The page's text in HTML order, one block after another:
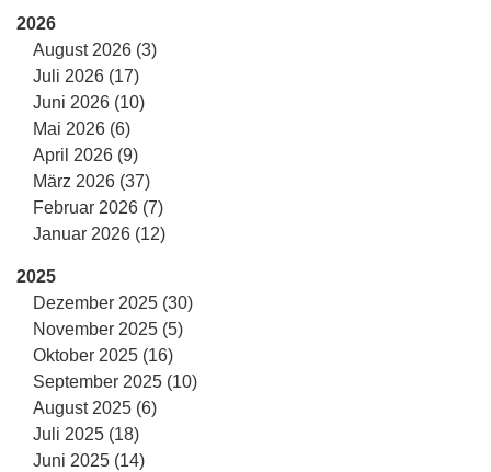
2026
August 2026 (3)
Juli 2026 (17)
Juni 2026 (10)
Mai 2026 (6)
April 2026 (9)
März 2026 (37)
Februar 2026 (7)
Januar 2026 (12)
2025
Dezember 2025 (30)
November 2025 (5)
Oktober 2025 (16)
September 2025 (10)
August 2025 (6)
Juli 2025 (18)
Juni 2025 (14)